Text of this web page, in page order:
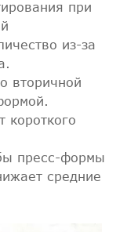
при
из-за
вторичной
короткого
пресс-формы
средние